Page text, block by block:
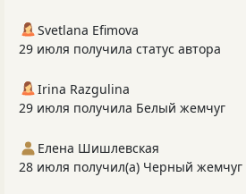
Svetlana Efimova
29 июля получила статус автора
Irina Razgulina
29 июля получила Белый жемчуг
Елена Шишлевская
28 июля получил(а) Черный жемчуг